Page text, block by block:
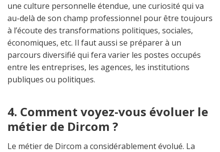
une culture personnelle étendue, une curiosité qui va
au-delà de son champ professionnel pour être toujours
à l’écoute des transformations politiques, sociales,
économiques, etc. Il faut aussi se préparer à un
parcours diversifié qui fera varier les postes occupés
entre les entreprises, les agences, les institutions
publiques ou politiques.
4. Comment voyez-vous évoluer le
métier de Dircom ?
Le métier de Dircom a considérablement évolué. La